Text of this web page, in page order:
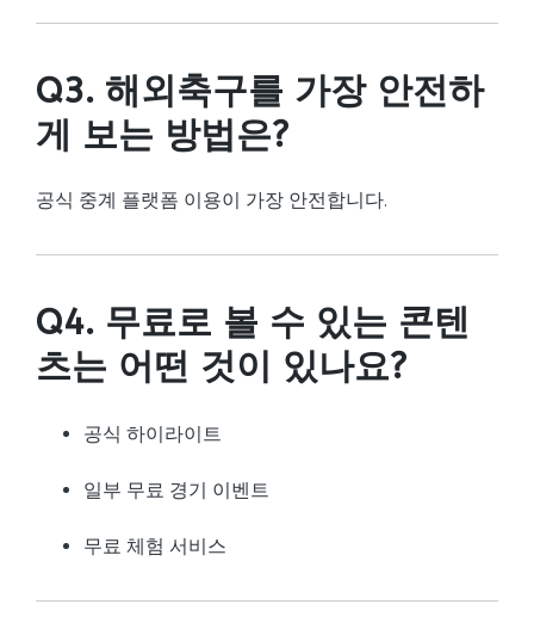
Q3. 해외축구를 가장 안전하
게 보는 방법은?
공식 중계 플랫폼 이용이 가장 안전합니다.
Q4. 무료로 볼 수 있는 콘텐
츠는 어떤 것이 있나요?
공식 하이라이트
일부 무료 경기 이벤트
무료 체험 서비스